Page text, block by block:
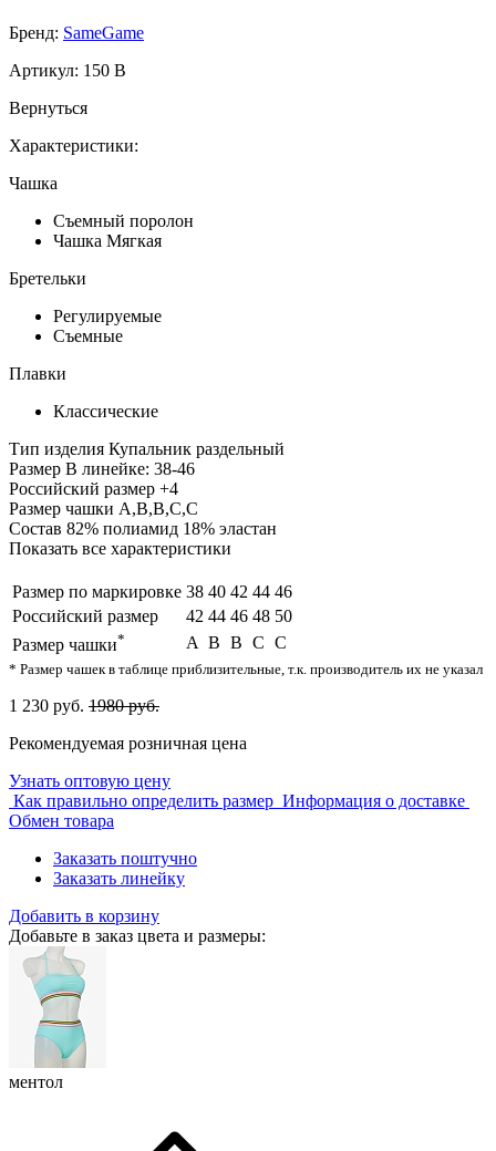
Бренд: SameGame
Артикул: 150 B
Вернуться
Характеристики:
Чашка
Съемный поролон
Чашка Мягкая
Бретельки
Регулируемые
Съемные
Плавки
Классические
Тип изделия Купальник раздельный
Размер В линейке: 38-46
Российский размер +4
Размер чашки A,B,B,C,C
Состав 82% полиамид 18% эластан
Показать все характеристики
Размер по маркировке 38 40 42 44 46
Российский размер
42 44 46 48 50
Размер чашки* A B B C C
* Размер чашек в таблице приблизительные, т.к. производитель их не указал
1 230 руб. 1980 руб.
Рекомендуемая розничная цена
Узнать оптовую цену
Как правильно определить размер Информация о доставке
Обмен товара
Заказать поштучно
Заказать линейку
Добавить в корзину
Добавьте в заказ цвета и размеры:
ментол